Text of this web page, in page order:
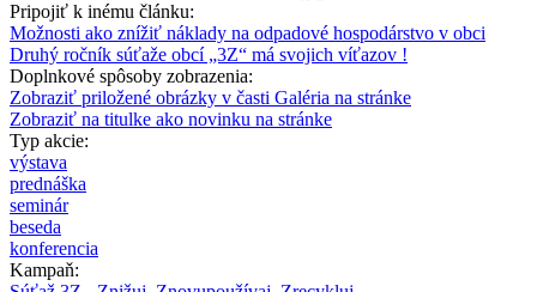
Pripojiť k inému článku:
Možnosti ako znížiť náklady na odpadové hospodárstvo v obci
Druhý ročník súťaže obcí „3Z“ má svojich víťazov !
Doplnkové spôsoby zobrazenia:
Zobraziť priložené obrázky v časti Galéria na stránke
Zobraziť na titulke ako novinku na stránke
Typ akcie:
výstava
prednáška
seminár
beseda
konferencia
Kampaň: